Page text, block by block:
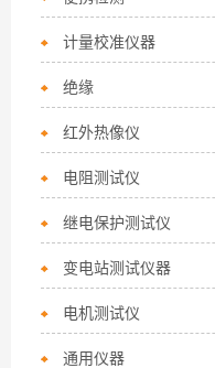
计量校准仪器
绝缘
红外热像仪
电阻测试仪
继电保护测试仪
变电站测试仪器
电机测试仪
通用仪器